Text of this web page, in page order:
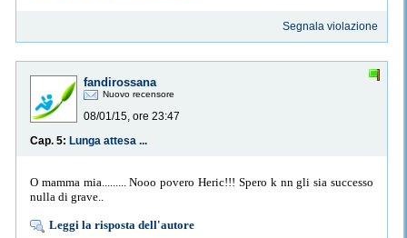
Segnala violazione
fandirossana
Nuovo recensore
08/01/15, ore 23:47
Cap. 5: Lunga attesa ...
O mamma mia......... Nooo povero Heric!!! Spero k nn gli sia successo
nulla di grave..
Leggi la risposta dell'autore